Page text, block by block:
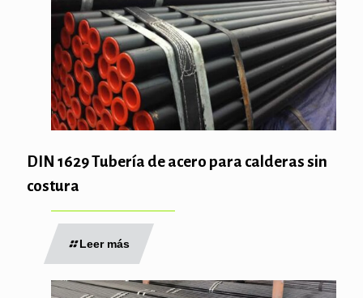
DIN 1629 Tubería de acero para calderas sin
costura
Leer más